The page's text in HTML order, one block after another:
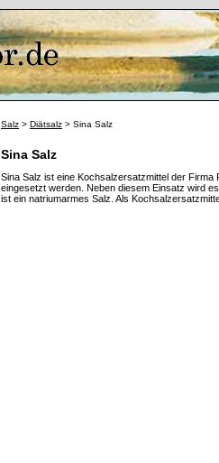
Salz > Diätsalz > Sina Salz
Sina Salz
Sina Salz ist eine Kochsalzersatzmittel der
eingesetzt werden. Neben diesem Einsatz wird
ist ein natriumarmes Salz. Als